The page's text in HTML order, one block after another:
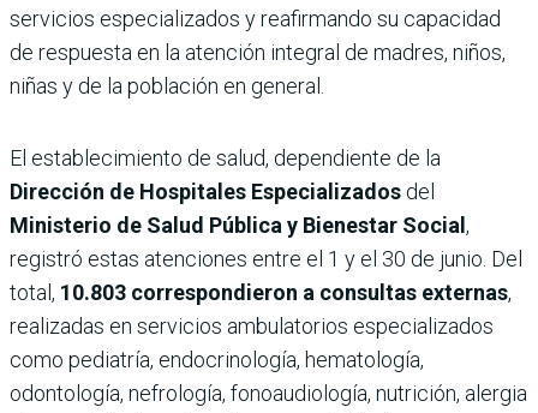
servicios especializados y reafirmando su capacidad
de respuesta en la atención integral de madres, niños,
niñas y de la población en general.
El establecimiento de salud, dependiente de la
Dirección de Hospitales Especializados del
Ministerio de Salud Pública y Bienestar Social ,
registró estas atenciones entre el 1 y el 30 de junio. Del
total, 10.803 correspondieron a consultas externas,
realizadas en servicios ambulatorios especializados
como pediatría, endocrinología, hematología,
odontología, nefrología, fonoaudiología, nutrición, alergia